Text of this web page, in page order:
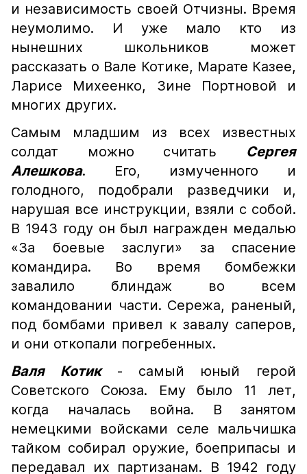
и независимость своей Отчизны. Время
неумолимо. И уже мало кто из
нынешних школьников может
рассказать о Вале Котике, Марате Казее,
Ларисе Михеенко, Зине Портновой и
многих других.
Самым младшим из всех известных
солдат можно считать Сергея
Алешкова. Его, измученного и
голодного, подобрали разведчики и,
нарушая все инструкции, взяли с собой.
В 1943 году он был награжден медалью
«За боевые заслуги» за спасение
командира. Во время бомбежки
завалило блиндаж во всем
командовании части. Сережа, раненый,
под бомбами привел к завалу саперов,
и они откопали погребенных.
Валя Котик - самый юный герой
Советского Союза. Ему было 11 лет,
когда началась война. В занятом
немецкими войсками селе мальчишка
тайком собирал оружие, боеприпасы и
передавал их партизанам. В 1942 году